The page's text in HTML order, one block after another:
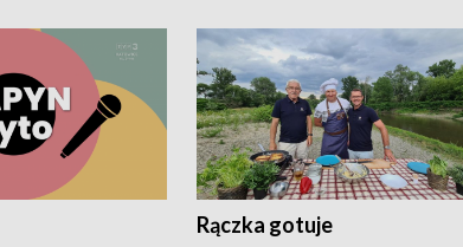
Rączka gotuje